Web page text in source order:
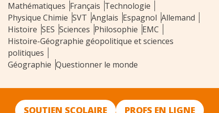
Mathématiques Français Technologie
Physique Chimie SVT Anglais Espagnol Allemand
Histoire SES Sciences Philosophie EMC
Histoire-Géographie géopolitique et sciences
politiques
Géographie Questionner le monde
SOUTIEN SCOLAIRE PROFS EN LIGNE